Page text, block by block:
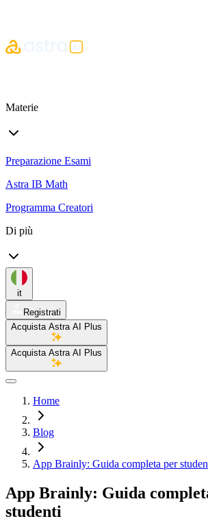
Materie
Preparazione Esami
Astra IB Math
Programma Creatori
Di più
it
Registrati
Acquista Astra AI Plus
Acquista Astra AI Plus
Home
Blog
App Brainly: Guida completa per
App Brainly: Guida
studenti